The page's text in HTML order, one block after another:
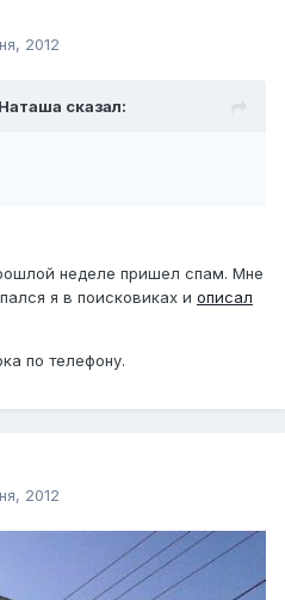
2012
сказал:
неделе пришел спам. Мне
я в поисковиках и описал
по телефону.
2012